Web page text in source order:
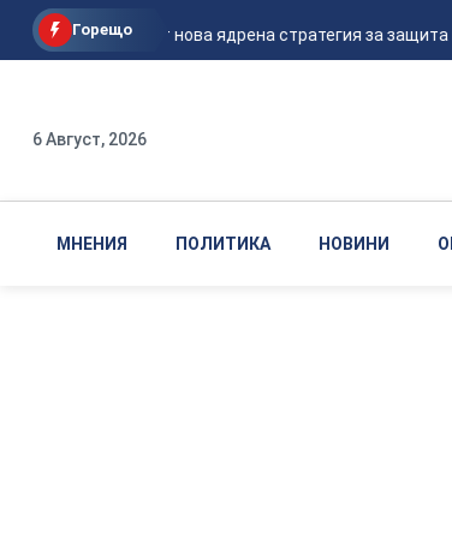
Горещо
САЩ готвят нова ядрена стратегия за защита
6 Август, 2026
МНЕНИЯ ПОЛИТИКА НОВИНИ